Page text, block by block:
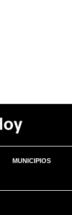
MUNICIPIOS